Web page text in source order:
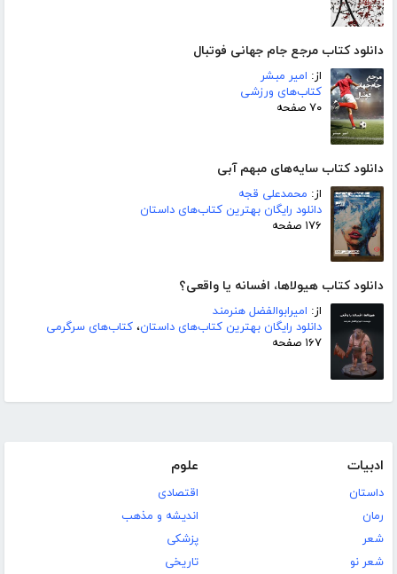
دانلود کتاب مرجع جام جهانی فوتبال
از: امیر مبشر
کتاب‌های ورزشی
۷۰ صفحه
دانلود کتاب سایه‌های مبهم آبی
از: محمدعلی قجه
دانلود رایگان بهترین کتاب‌های داستان
۱۷۶ صفحه
دانلود کتاب هیولاها، افسانه یا واقعی؟
از: امیرابوالفضل هنرمند
دانلود رایگان بهترین کتاب‌های داستان، کتاب‌های سرگرمی
۱۶۷ صفحه
ادبیات
داستان
رمان
شعر
شعر نو
علوم
اقتصادی
اندیشه و مذهب
پزشکی
تاریخی